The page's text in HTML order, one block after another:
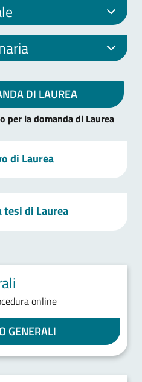
DI LAUREA
per la domanda di Laurea
di Laurea
di Laurea
online
GENERALI